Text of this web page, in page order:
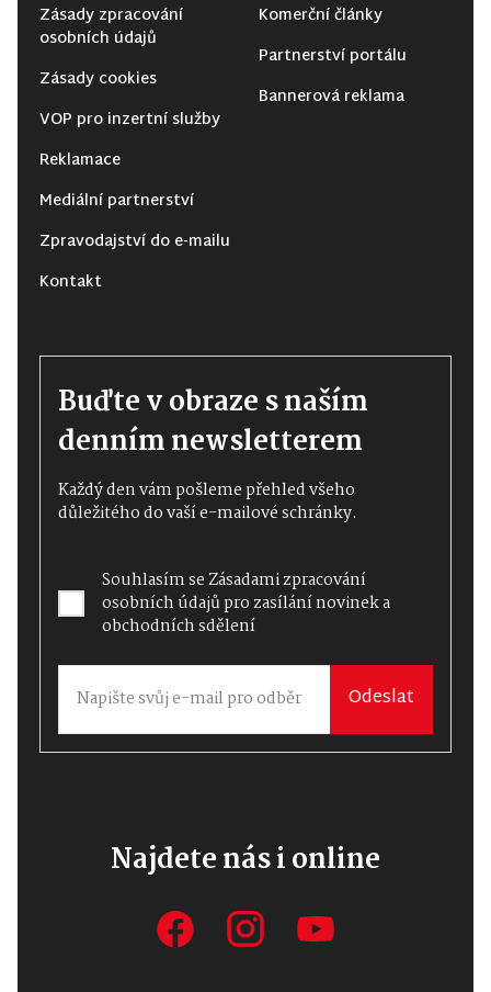
Zásady zpracování
osobních údajů
Zásady cookies
VOP pro inzertní služby
Reklamace
Mediální partnerství
Zpravodajství do e-mailu
Kontakt
Komerční články
Partnerství portálu
Bannerová reklama
Buďte v obraze s naším
denním newsletterem
Každý den vám pošleme přehled všeho
důležitého do vaší e-mailové schránky.
Souhlasím seZásadami zpracování
osobních údajůpro zasílání novinek a
obchodních sdělení
Odeslat
Najdete nás i online